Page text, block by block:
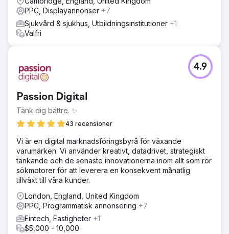
konkurrenter, budgetproblem och inkonsekventa
potentiella kunder. Efter Google Ads: Förbättrad
marknadsnärvaro, riktad trafik och ökade konverteringar.
Company en ökad framträdande plats på marknaden,
ökad riktad trafik, ökade konverteringar, konsekvent
generering av potentiella kunder och en accelererad
tillväxttakt. De övervann effektivt industriutmaningar och
fick en konkurrensfördel.
Gå till byråsida
PPC, Displayannonser +7
Sjukvård & sjukhus, Utbildningsinstitutioner +1
Valfri
Passion Digital
Tänk dig bättre. ✨
43 recensioner
4.9
Vi är en digital marknadsföringsbyrå för växande
varumärken. Vi använder kreativt, datadrivet, strategiskt
tänkande och de senaste innovationerna inom allt som rör
sökmotorer för att leverera en konsekvent månatlig
tillväxt till våra kunder.
London, England, United Kingdom
PPC, Programmatisk annonsering +7
Fintech, Fastigheter +1
$5,000 - 10,000